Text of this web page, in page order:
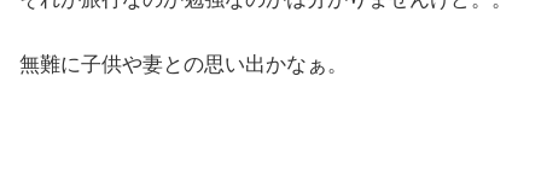
無難に子供や妻との思い出かなぁ。